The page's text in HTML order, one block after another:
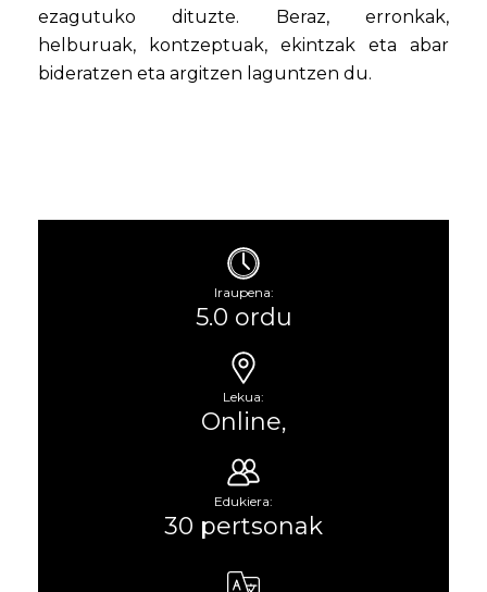
ezagutuko dituzte. Beraz, erronkak,
helburuak, kontzeptuak, ekintzak eta abar
bideratzen eta argitzen laguntzen du.
Iraupena:
5.0 ordu
Lekua:
Online,
Edukiera:
30 pertsonak